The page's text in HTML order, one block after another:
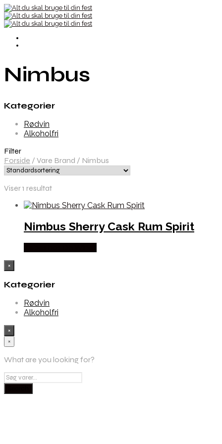
Nimbus
Kategorier
Rødvin
Alkoholfri
Filter
Forside / Vare Brand / Nimbus
Viser 1 resultat
Nimbus Sherry Cask Rum Spirit
×
Kategorier
Rødvin
Alkoholfri
×
×
What are you looking for?